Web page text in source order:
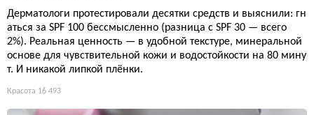
Дерматологи протестировали десятки средств и выяснили: гн
аться за SPF 100 бессмысленно (разница с SPF 30 — всего
2%). Реальная ценность — в удобной текстуре, минеральной
основе для чувствительной кожи и водостойкости на 80 мину
т. И никакой липкой плёнки.
Красота 16 493